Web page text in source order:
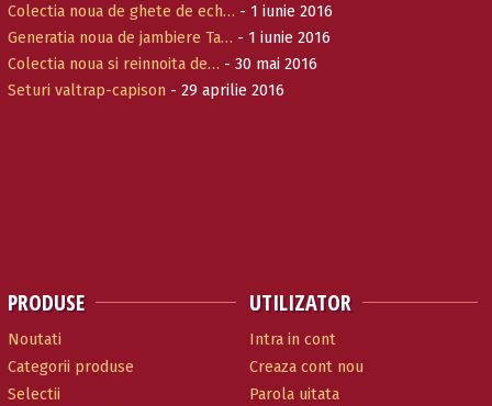
Colectia noua de ghete de ech… - 1 iunie 2016
Generatia noua de jambiere Ta… - 1 iunie 2016
Colectia noua si reinnoita de… - 30 mai 2016
Seturi valtrap-capison - 29 aprilie 2016
PRODUSE
Noutati
Categorii produse
Selectii
UTILIZATOR
Intra in cont
Creaza cont nou
Parola uitata